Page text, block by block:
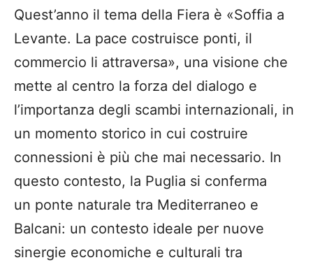
Quest’anno il tema della Fiera è «Soffia a
Levante. La pace costruisce ponti, il
commercio li attraversa», una visione che
mette al centro la forza del dialogo e
l’importanza degli scambi internazionali, in
un momento storico in cui costruire
connessioni è più che mai necessario. In
questo contesto, la Puglia si conferma
un ponte naturale tra Mediterraneo e
Balcani: un contesto ideale per nuove
sinergie economiche e culturali tra